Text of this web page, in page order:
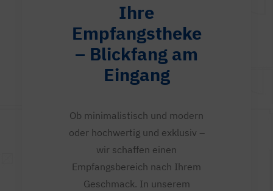
Ihre
Empfangstheke
– Blickfang am
Eingang
Ob minimalistisch und modern
oder hochwertig und exklusiv –
wir schaffen einen
Empfangsbereich nach Ihrem
Geschmack. In unserem